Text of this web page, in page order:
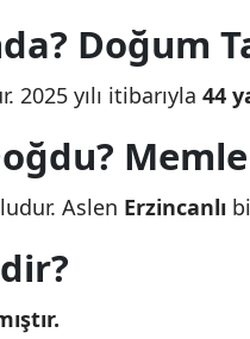
Doğum
2025 yılı itibarıyla 44
Aslen Erzincanlı